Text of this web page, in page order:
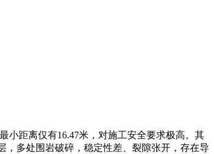
小距离仅有16.47米，对施工安全要求极高。其
，多处围岩破碎，稳定性差、裂隙张开，存在导